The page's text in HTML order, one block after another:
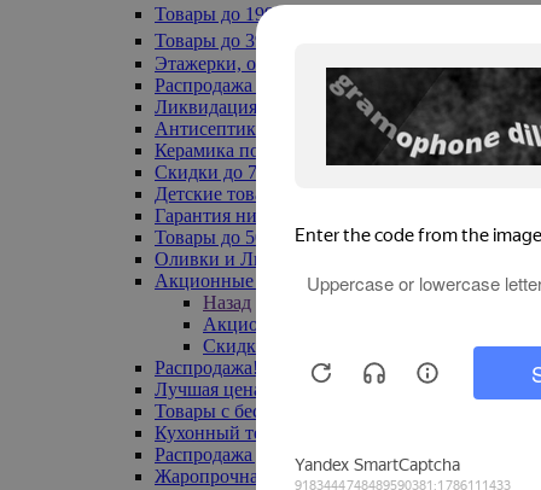
Товары до 199₽
Товары до 399₽
Этажерки, обувницы
Распродажа текстиля до -50%
Ликвидация до -70%
Антисептики
Керамика по 129 руб
Скидки до 70%
Детские товары
Гарантия низкой цены
Товары до 500 руб
Оливки и Лимоны
Акционные товары
Назад
Акционные товары
Скидка 20% по промокоду
Распродажа! Ульяновск до -70%
Лучшая цена
Товары с бесплатной доставкой
Кухонный текстиль
Распродажа до -50%
Жаропрочная посуда